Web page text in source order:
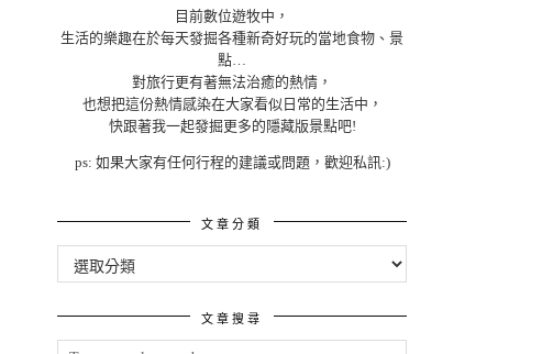
目前數位遊牧中，
生活的樂趣在於每天發掘各種新奇好玩的當地食物、景
點…
對旅行更有著無法治癒的熱情，
也想把這份熱情感染在大家看似日常的生活中，
快跟著我一起發掘更多的隱藏版景點吧!
ps: 如果大家有任何行程的建議或問題，歡迎私訊:)
文章分類
類
文章搜尋